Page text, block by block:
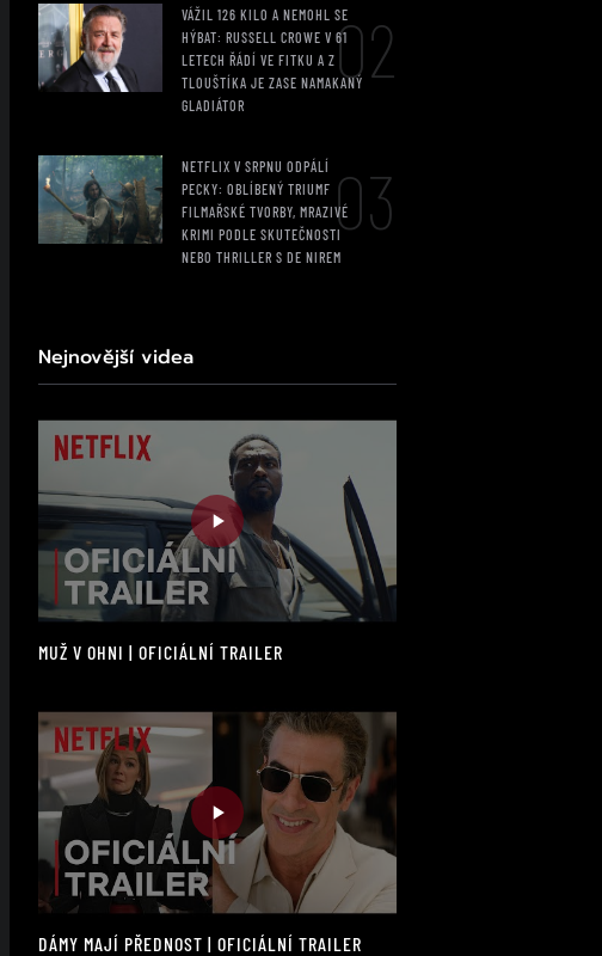
VÁŽIL 126 KILO A NEMOHL SE
HÝBAT: RUSSELL CROWE V 61
LETECH ŘÁDÍ VE FITKU A Z
TLOUŠTÍKA JE ZASE NAMAKANÝ
GLADIÁTOR
02
NETFLIX V SRPNU ODPÁLÍ
PECKY: OBLÍBENÝ TRIUMF
FILMAŘSKÉ TVORBY, MRAZIVÉ
KRIMI PODLE SKUTEČNOSTI
NEBO THRILLER S DE NIREM
03
Nejnovější videa
MUŽ V OHNI | OFICIÁLNÍ TRAILER
DÁMY MAJÍ PŘEDNOST | OFICIÁLNÍ TRAILER